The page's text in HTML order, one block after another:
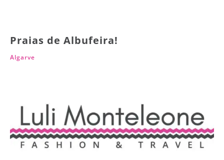
Praias de Albufeira!
Algarve